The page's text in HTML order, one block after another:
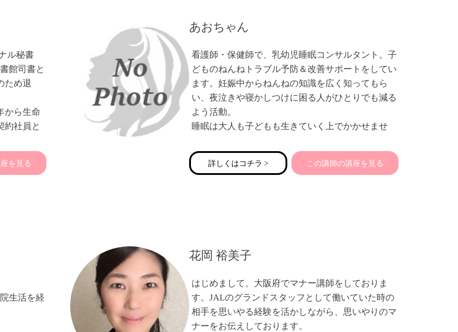
ル秘書
館司書と
ため退
から生命
約社員と
かせる働
ランスと
を見る
あおちゃん
看護師・保健師で、乳幼児睡眠コンサルタント。子
どものねんねトラブル予防＆改善サポートをしてい
ます。妊娠中からねんねの知識を広く知ってもら
い、夜泣きや寝かしつけに困る人がひとりでも減る
よう活動。
睡眠は大人も子どもも生きていく上でかかせませ
家庭全体に影響があります。家族みんなが健康的で
ハッピーに過ごすため、子どものより良い将来のた
詳しくはコチラ > この講師の講座を見る
生活を経
花岡 裕美子
はじめまして。大阪府でマナー講師をしておりま
す。JALのグランドスタッフとして働いていた時の
相手を思いやる経験を活かしながら、思いやりのマ
ナーをお伝えしております。